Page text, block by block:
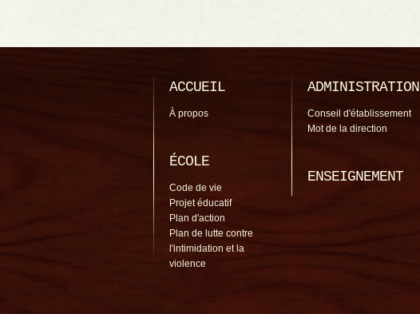
ACCUEIL
À propos
ÉCOLE
Code de vie
Projet éducatif
Plan d'action
Plan de lutte contre
l'intimidation et la
violence
ADMINISTRATION
Conseil d'établissement
Mot de la direction
ENSEIGNEMENT